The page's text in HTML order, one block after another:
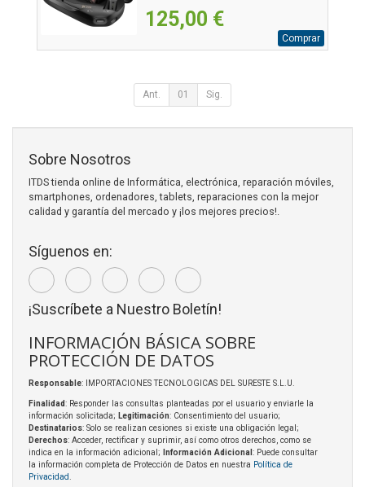
125,00 €
Comprar
Ant. 01 Sig.
Sobre Nosotros
ITDS tienda online de Informática, electrónica, reparación móviles,
smartphones, ordenadores, tablets, reparaciones con la mejor
calidad y garantía del mercado y ¡los mejores precios!.
Síguenos en:
¡Suscríbete a Nuestro Boletín!
INFORMACIÓN BÁSICA SOBRE
PROTECCIÓN DE DATOS
Responsable: IMPORTACIONES TECNOLOGICAS DEL SURESTE S.L.U.
Finalidad: Responder las consultas planteadas por el usuario y enviarle la
información solicitada; Legitimación: Consentimiento del usuario;
Destinatarios: Solo se realizan cesiones si existe una obligación legal;
Derechos: Acceder, rectificar y suprimir, así como otros derechos, como se
indica en la información adicional;
Información Adicional : Puede consultar
la información completa de Protección de Datos en nuestra Política de
Privacidad